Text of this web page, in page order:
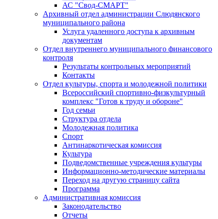
АС "Свод-СМАРТ"
Архивный отдел администрации Слюдянского
муниципального района
Услуга удаленного доступа к архивным
документам
Отдел внутреннего муниципального финансового
контроля
Результаты контрольных мероприятий
Контакты
Отдел культуры, спорта и молодежной политики
Всероссийский спортивно-физкультурный
комплекс "Готов к труду и обороне"
Год семьи
Структура отдела
Молодежная политика
Спорт
Антинаркотическая комиссия
Культура
Подведомственные учреждения культуры
Информационно-методические материалы
Переход на другую страницу сайта
Программа
Административная комиссия
Законодательство
Отчеты